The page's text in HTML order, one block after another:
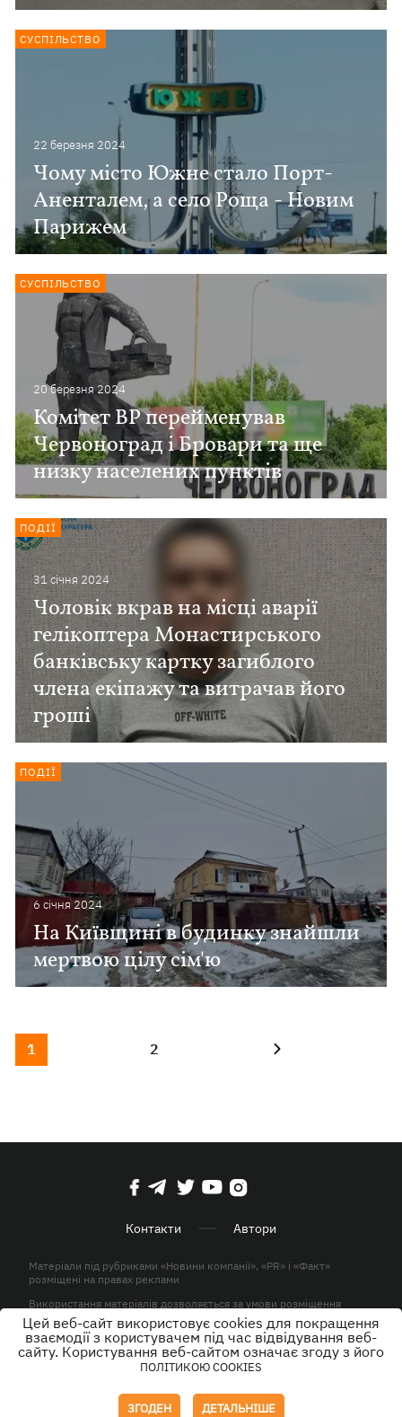
22 березня 2024
Чому місто Южне стало Порт-
Аненталем, а село Роща - Новим
Парижем
СУСПІЛЬСТВО
20 березня 2024
Комітет ВР перейменував
Червоноград і Бровари та ще
низку населених пунктів
СУСПІЛЬСТВО
31 сiчня 2024
Чоловік вкрав на місці аварії
гелікоптера Монастирського
банківську картку загиблого
члена екіпажу та витрачав його
гроші
ПОДІЇ
6 сiчня 2024
На Київщині в будинку знайшли
мертвою цілу сім'ю
ПОДІЇ
1 2
Контакти Автори
Матеріали під рубриками «Новини компанії», «PR» і «Факт»
розміщені на правах реклами
Використання матеріалів дозволяється за умови розміщення
активного гіперпосилання на KP.UA в першому абзаці.
© ТОВ «ЮЛАВ МЕДІА» 2026. Всі права захищені.
Цей веб-сайт використовує cookies для покращення
взаємодії з користувачем під час відвідування веб-
сайту. Користування веб-сайтом означає згоду з його
ПОЛІТИКОЮ COOKIES
ЗГОДЕН ДЕТАЛЬНІШЕ